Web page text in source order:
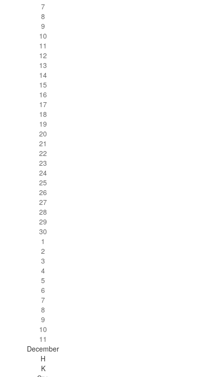
7
8
9
10
11
12
13
14
15
16
17
18
19
20
21
22
23
24
25
26
27
28
29
30
1
2
3
4
5
6
7
8
9
10
11
December
H
K